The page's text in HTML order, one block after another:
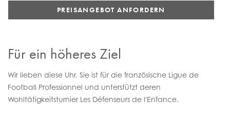
PREISANGEBOT ANFORDERN
Für ein höheres Ziel
Wir lieben diese Uhr. Sie ist für die französische Ligue de
Football Professionnel und unterstützt deren
Wohltätigkeitsturnier Les Défenseurs de l'Enfance.